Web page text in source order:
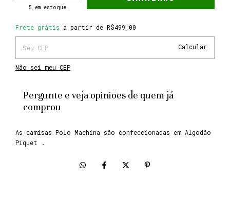
5 em estoque
Frete grátis R$499,00
Frete grátis a partir de R$499,00
Calcular
Não sei meu CEP
Pergunte e veja opiniões de quem já
comprou
As camisas Polo Machina são confeccionadas em Algodão
Piquet .